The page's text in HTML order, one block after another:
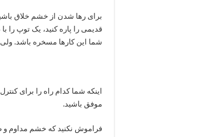
برای رها شدن از خشم خلاق
قدیمی را پاره کنید، یک توپ را
شما این کارها مسخره باشد.
اینکه شما کدام راه را برای
موفق باشید.
فراموش نکنید که خشم مداوم و